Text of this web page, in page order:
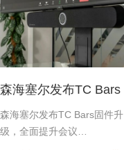
森海塞尔发布TC Bars
固件升级，全面提升会
议体验
森海塞尔发布TC Bars固件升
级，全面提升会议…